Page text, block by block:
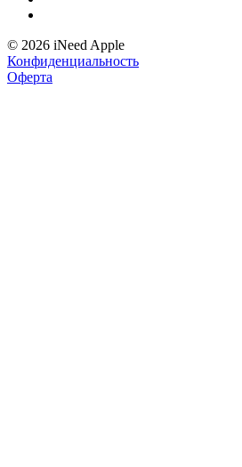
© 2026 iNeed Apple
Конфиденциальность
Оферта